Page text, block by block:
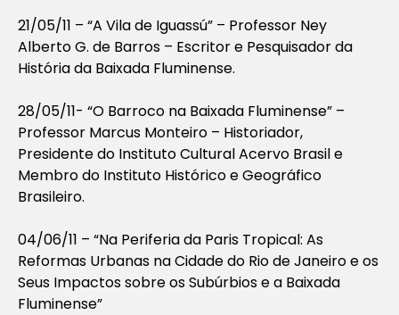
21/05/11 – “A Vila de Iguassú” – Professor Ney
Alberto G. de Barros – Escritor e Pesquisador da
História da Baixada Fluminense.
28/05/11- “O Barroco na Baixada Fluminense” –
Professor Marcus Monteiro – Historiador,
Presidente do Instituto Cultural Acervo Brasil e
Membro do Instituto Histórico e Geográfico
Brasileiro.
04/06/11 – “Na Periferia da Paris Tropical: As
Reformas Urbanas na Cidade do Rio de Janeiro e os
Seus Impactos sobre os Subúrbios e a Baixada
Fluminense”